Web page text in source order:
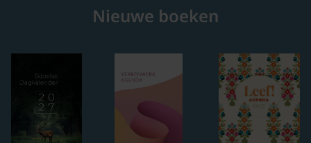
Nieuwe boeken